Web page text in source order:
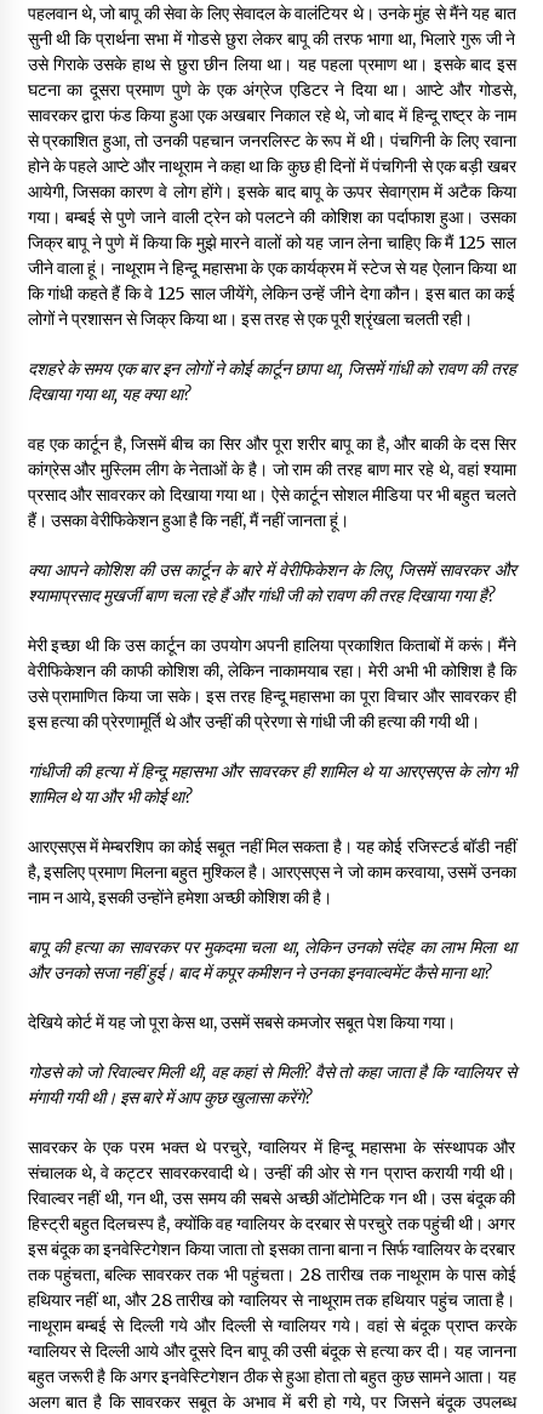
पहलवान थे, जो बापू की सेवा के लिए सेवादल के वालंटियर थे। उनके मुंह से मैंने यह बात
सुनी थी कि प्रार्थना सभा में गोडसे छुरा लेकर बापू की तरफ भागा था, भिलारे गुरू जी ने
उसे गिराके उसके हाथ से छुरा छीन लिया था। यह पहला प्रमाण था। इसके बाद इस
घटना का दूसरा प्रमाण पुणे के एक अंग्रेज एडिटर ने दिया था। आप्टे और गोडसे,
सावरकर द्वारा फंड किया हुआ एक अखबार निकाल रहे थे, जो बाद में हिन्दू राष्ट्र के नाम
से प्रकाशित हुआ, तो उनकी पहचान जनरलिस्ट के रूप में थी। पंचगिनी के लिए रवाना
होने के पहले आप्टे और नाथूराम ने कहा था कि कुछ ही दिनों में पंचगिनी से एक बड़ी खबर
आयेगी, जिसका कारण वे लोग होंगे। इसके बाद बापू के ऊपर सेवाग्राम में अटैक किया
गया। बम्बई से पुणे जाने वाली ट्रेन को पलटने की कोशिश का पर्दाफाश हुआ। उसका
जिक्र बापू ने पुणे में किया कि मुझे मारने वालों को यह जान लेना चाहिए कि मैं 125 साल
जीने वाला हूं। नाथूराम ने हिन्दू महासभा के एक कार्यक्रम में स्टेज से यह ऐलान किया था
कि गांधी कहते हैं कि वे 125 साल जीयेंगे, लेकिन उन्हें जीने देगा कौन। इस बात का कई
लोगों ने प्रशासन से जिक्र किया था। इस तरह से एक पूरी श्रृंखला चलती रही।
दशहरे के समय एक बार इन लोगों ने कोई कार्टून छापा था, जिसमें गांधी को रावण की तरह
दिखाया गया था, यह क्या था?
वह एक कार्टून है, जिसमें बीच का सिर और पूरा शरीर बापू का है, और बाकी के दस सिर
कांग्रेस और मुस्लिम लीग के नेताओं के है। जो राम की तरह बाण मार रहे थे, वहां श्यामा
प्रसाद और सावरकर को दिखाया गया था। ऐसे कार्टून सोशल मीडिया पर भी बहुत चलते
हैं। उसका वेरीफिकेशन हुआ है कि नहीं, मैं नहीं जानता हूं।
क्या आपने कोशिश की उस कार्टून के बारे में वेरीफिकेशन के लिए, जिसमें सावरकर और
श्यामाप्रसाद मुखर्जी बाण चला रहे हैं और गांधी जी को रावण की तरह दिखाया गया है?
मेरी इच्छा थी कि उस कार्टून का उपयोग अपनी हालिया प्रकाशित किताबों में करूं। मैंने
वेरीफिकेशन की काफी कोशिश की, लेकिन नाकामयाब रहा। मेरी अभी भी कोशिश है कि
उसे प्रामाणित किया जा सके। इस तरह हिन्दू महासभा का पूरा विचार और सावरकर ही
इस हत्या की प्रेरणामूर्ति थे और उन्हीं की प्रेरणा से गांधी जी की हत्या की गयी थी।
गांधीजी की हत्या में हिन्दू महासभा और सावरकर ही शामिल थे या आरएसएस के लोग भी
शामिल थे या और भी कोई था?
आरएसएस में मेम्बरशिप का कोई सबूत नहीं मिल सकता है। यह कोई रजिस्टर्ड बॉडी नहीं
है, इसलिए प्रमाण मिलना बहुत मुश्किल है। आरएसएस ने जो काम करवाया, उसमें उनका
नाम न आये, इसकी उन्होंने हमेशा अच्छी कोशिश की है।
बापू की हत्या का सावरकर पर मुकदमा चला था, लेकिन उनको संदेह का लाभ मिला था
और उनको सजा नहीं हुई। बाद में कपूर कमीशन ने उनका इनवाल्वमेंट कैसे माना था?
देखिये कोर्ट में यह जो पूरा केस था, उसमें सबसे कमजोर सबूत पेश किया गया।
गोडसे को जो रिवाल्वर मिली थी, वह कहां से मिली? वैसे तो कहा जाता है कि ग्वालियर से
मंगायी गयी थी। इस बारे में आप कुछ खुलासा करेंगे?
सावरकर के एक परम भक्त थे परचुरे, ग्वालियर में हिन्दू महासभा के संस्थापक और
संचालक थे, वे कट्टर सावरकरवादी थे। उन्हीं की ओर से गन प्राप्त करायी गयी थी।
रिवाल्वर नहीं थी, गन थी, उस समय की सबसे अच्छी ऑटोमेटिक गन थी। उस बंदूक की
हिस्ट्री बहुत दिलचस्प है, क्योंकि वह ग्वालियर के दरबार से परचुरे तक पहुंची थी। अगर
इस बंदूक का इनवेस्टिगेशन किया जाता तो इसका ताना बाना न सिर्फ ग्वालियर के दरबार
तक पहुंचता, बल्कि सावरकर तक भी पहुंचता। 28 तारीख तक नाथूराम के पास कोई
हथियार नहीं था, और 28 तारीख को ग्वालियर से नाथूराम तक हथियार पहुंच जाता है।
नाथूराम बम्बई से दिल्ली गये और दिल्ली से ग्वालियर गये। वहां से बंदूक प्राप्त करके
ग्वालियर से दिल्ली आये और दूसरे दिन बापू की उसी बंदूक से हत्या कर दी। यह जानना
बहुत जरूरी है कि अगर इनवेस्टिगेशन ठीक से हुआ होता तो बहुत कुछ सामने आता। यह
अलग बात है कि सावरकर सबूत के अभाव में बरी हो गये, पर जिसने बंदूक उपलब्ध